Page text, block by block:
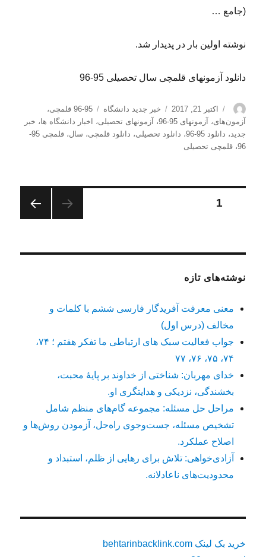
(جامع …
نوشته اولین بار در پدیدار شد.
دانلود آزمونهای قلمچی سال تحصیلی 95-96
نویسنده
ارسال
شده
در
اکتبر 21, 2017 دسته‌ها
خبر جدید دانشگاه برچسب‌ها
95-96 قلمچی
،
آزمون‌های، آزمونهای 95-96 ، آزمونهای تحصیلی، اخبار دانشگاه ها، خبر
جدید ، دانلود 95-96 ، دانلود تحصیلی، دانلود قلمچی، سال،
قلمچی 95-
96،قلمچی تحصیلی
صفحه‌بندی
1
نوشته‌های تازه
معنی معرفت آفریدگار فارسی ششم با کلمات و
مخالف (درس اول)
جواب فعالیت سبک های ارتباطی ما تفکر هفتم ؛ ۷۴،
۷۴، ۷۵، ۷۶، ۷۷
خدای مهربان: شناختی از خداوند بر پایهٔ محبت،
بخشندگی، نزدیکی و هدایتگری او.
مراحل حل مسئله: مجموعه گام‌های منظم شامل
تشخیص مسئله، جست‌وجوی راه‌حل، آزمودن روش‌ها و
اصلاح عملکرد.
آزادی‌خواهی: تلاش برای رهایی از ظلم، استبداد و
محدودیت‌های ناعادلانه.
خرید بک لینک behtarinbacklink.com